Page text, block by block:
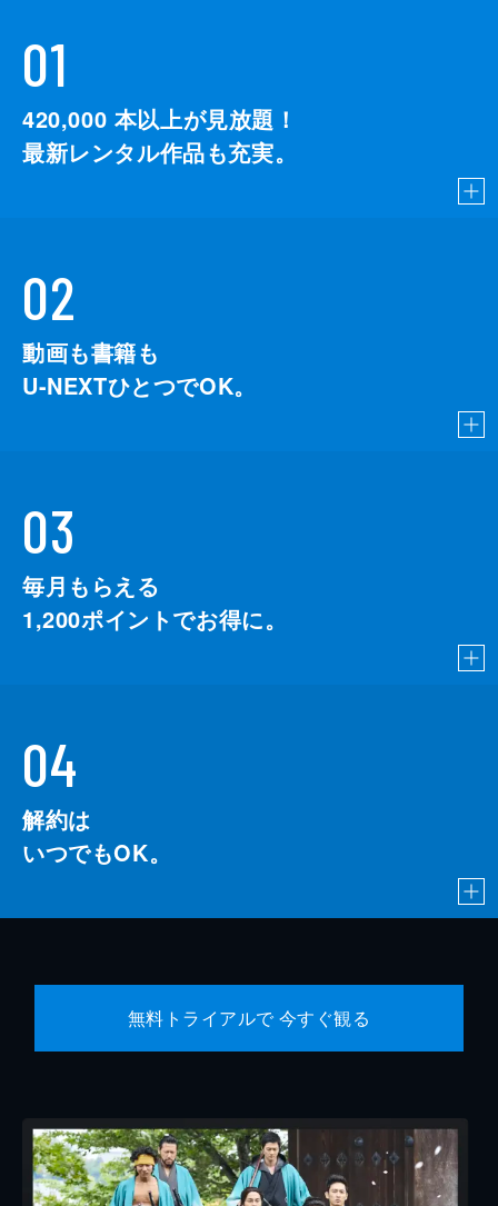
01
420,000 本以上が見放題！
最新レンタル作品も充実。
02
動画も書籍も
U-NEXTひとつでOK。
03
毎月もらえる
1,200ポイントでお得に。
04
解約は
いつでもOK。
無料トライアルで 今すぐ観る